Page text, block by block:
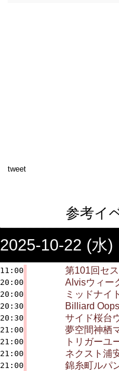
tweet
参考イ
2025-10-22 (水)
11:00 第101回セ
20:00 Alvisウィー
20:00 ミッドナイ
20:30 Billiard
20:30 サイド桜台
21:00 夢空間神栖
21:00 トリガーユ
21:00 ネクスト浦
21:00 錦糸町ルパ